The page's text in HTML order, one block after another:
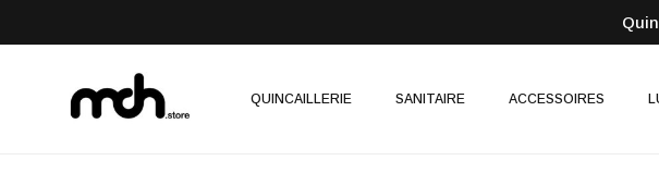
QUINCAILLERIE SANITAIRE ACCESSOIRES